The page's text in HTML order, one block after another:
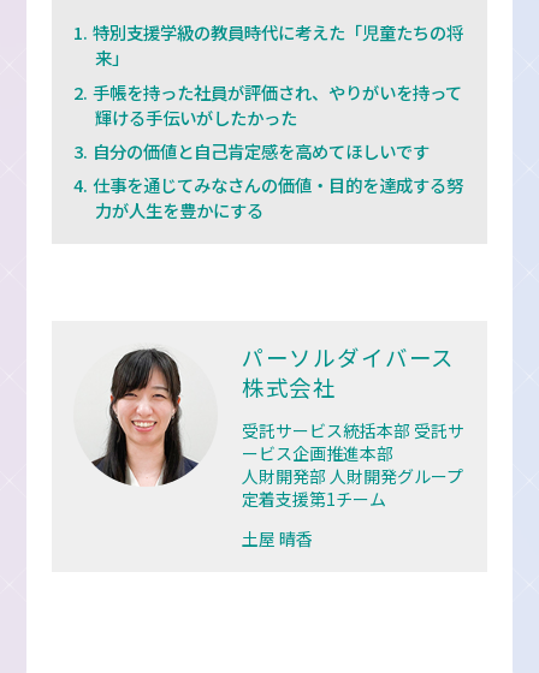
特別支援学級の教員時代に考えた「児童たちの将
来」
手帳を持った社員が評価され、やりがいを持って
輝ける手伝いがしたかった
自分の価値と自己肯定感を高めてほしいです
仕事を通じてみなさんの価値・目的を達成する努
力が人生を豊かにする
パーソルダイバース
株式会社
受託サービス統括本部 受託サ
ービス企画推進本部
人財開発部 人財開発グループ
定着支援第1チーム
土屋 晴香